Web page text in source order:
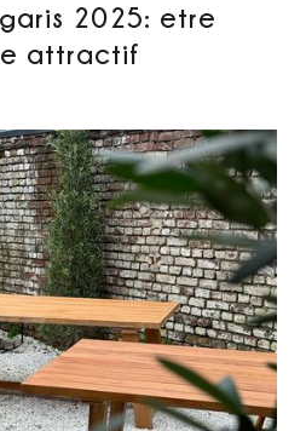
2025: etre
attractif